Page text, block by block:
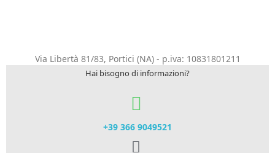
Via Libertà 81/83, Portici (NA) - p.iva: 10831801211
Hai bisogno di informazioni?
+39 366 9049521​